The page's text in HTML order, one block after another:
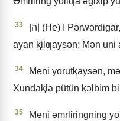
33
ayan ⱪilƣaysǝn; Mǝn uni
34
Meni yorutⱪaysǝn,
Xundaⱪla pütün ⱪǝlbim
35
Meni ǝmrliringning